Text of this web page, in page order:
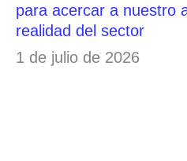
para acercar a nuestro
realidad del sector
1 de julio de 2026